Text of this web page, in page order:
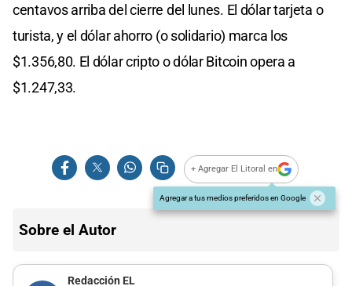
centavos arriba del cierre del lunes. El dólar tarjeta o
turista, y el dólar ahorro (o solidario) marca los
$1.356,80. El dólar cripto o dólar Bitcoin opera a
$1.247,33.
+ Agregar El Litoral en
Agregar a tus medios preferidos en Google
Sobre el Autor
Redacción EL